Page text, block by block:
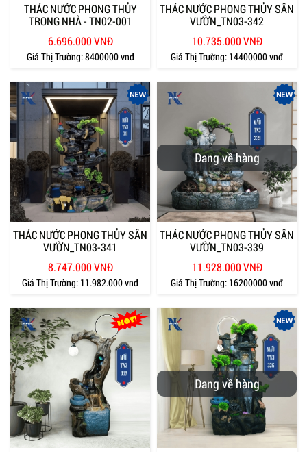
THÁC NƯỚC PHONG THỦY
TRONG NHÀ - TN02-001
6.696.000 VNĐ
Giá Thị Trường:8400000 vnđ
THÁC NƯỚC PHONG THỦY SÂN
VƯỜN_TN03-342
10.735.000 VNĐ
Giá Thị Trường: 14400000 vnđ
THÁC NƯỚC PHONG THỦY SÂN
VƯỜN_TN03-341
8.747.000 VNĐ
Giá Thị Trường: 11.982.000 vnđ
Đang về hàng
THÁC NƯỚC PHONG THỦY SÂN
VƯỜN_TN03-339
11.928.000 VNĐ
Giá Thị Trường: 16200000 vnđ
Đang về hàng